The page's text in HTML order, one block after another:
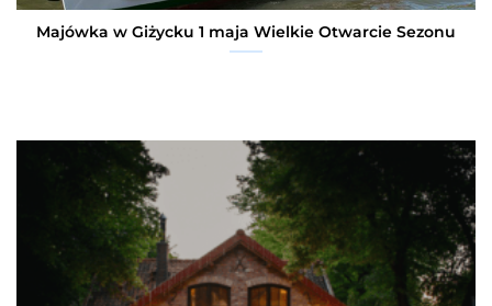
Majówka w Giżycku 1 maja Wielkie Otwarcie Sezonu